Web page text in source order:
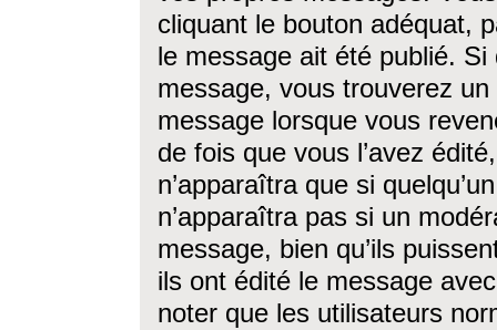
cliquant le bouton adéquat,
le message ait été publié. Si
message, vous trouverez
message lorsque vous
de fois que vous l’avez
n’apparaîtra que si
n’apparaîtra pas si un
message, bien qu’ils
ils ont édité le message
noter que les utilisateurs